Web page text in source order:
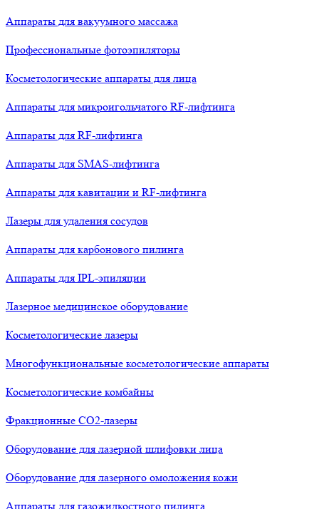
Аппараты для вакуумного массажа
Профессиональные фотоэпиляторы
Косметологические аппараты для лица
Аппараты для микроигольчатого RF-лифтинга
Аппараты для RF-лифтинга
Аппараты для SMAS-лифтинга
Аппараты для кавитации и RF-лифтинга
Лазеры для удаления сосудов
Аппараты для карбонового пилинга
Аппараты для IPL-эпиляции
Лазерное медицинское оборудование
Косметологические лазеры
Многофункциональные косметологические аппараты
Косметологические комбайны
Фракционные СО2-лазеры
Оборудование для лазерной шлифовки лица
Оборудование для лазерного омоложения кожи
Аппараты для газожидкостного пилинга